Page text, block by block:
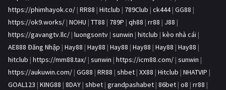
https://phimhayok.co/ | RR88 | Hitclub | 789Club | ck444| GG88 |
https://ok9.works/ | NOHU | TT88 | 789P | qh88 | rr88 | J88 |
https://gavangtv.llc/ | luongsontv | sunwin | hitclub | kèo nhà cái |
AE888 Đăng Nhập | Hay88 | Hay88 | Hay88 | Hay88 | Hay88 | Hay88 |
hitclub | https://mm88.tax/ | sunwin | https://icm88.com/ | sunwin |
https://aukuwin.com/ | GG88 | RR88 | shbet | XX88 | Hitclub | NHATVIP |
GOAL123 | KING88 | 8DAY | shbet | grandpashabet | 86bet | o8 | rr88 |